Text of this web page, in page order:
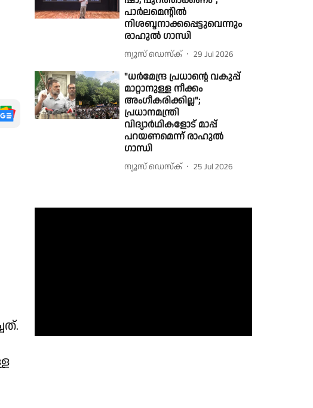
പാര്‍ലമെന്റില്‍
നിശബ്ദനാക്കപ്പെട്ടുവെന്നും
രാഹുല്‍ ഗാന്ധി
ന്യൂസ് ഡെസ്ക് 29 Jul 2026
"ധർമേന്ദ്ര പ്രധാൻ്റെ വകുപ്പ്
മാറ്റാനുള്ള നീക്കം
അംഗീകരിക്കില്ല";
പ്രധാനമന്ത്രി
വിദ്യാർഥികളോട് മാപ്പ്
പറയണമെന്ന് രാഹുൽ
ഗാന്ധി
ന്യൂസ് ഡെസ്ക് 25 Jul 2026